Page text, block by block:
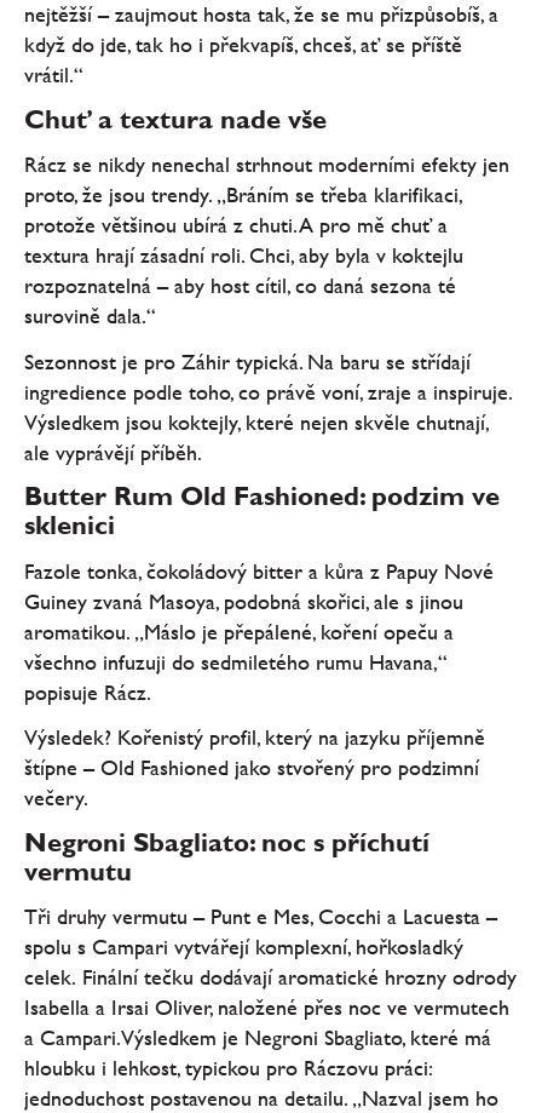
nejtěžší – zaujmout hosta tak, že se mu přizpůsobíš, a
když do jde, tak ho i překvapíš, chceš, ať se příště
vrátil.“
Chuť a textura nade vše
Rácz se nikdy nenechal strhnout moderními efekty jen
proto, že jsou trendy. „Bráním se třeba klarifikaci,
protože většinou ubírá z chuti. A pro mě chuť a
textura hrají zásadní roli. Chci, aby byla v koktejlu
rozpoznatelná – aby host cítil, co daná sezona té
surovině dala.“
Sezonnost je pro Záhir typická. Na baru se střídají
ingredience podle toho, co právě voní, zraje a inspiruje.
Výsledkem jsou koktejly, které nejen skvěle chutnají,
ale vyprávějí příběh.
Butter Rum Old Fashioned: podzim ve
sklenici
Fazole tonka, čokoládový bitter a kůra z Papuy Nové
Guiney zvaná Masoya, podobná skořici, ale s jinou
aromatikou. „Máslo je přepálené, koření opeču a
všechno infuzuji do sedmiletého rumu Havana,“
popisuje Rácz.
Výsledek? Kořenistý profil, který na jazyku příjemně
štípne – Old Fashioned jako stvořený pro podzimní
večery.
Negroni Sbagliato: noc s příchutí
vermutu
Tři druhy vermutu – Punt e Mes, Cocchi a Lacuesta –
spolu s Campari vytvářejí komplexní, hořkosladký
celek. Finální tečku dodávají aromatické hrozny odrody
Isabella a Irsai Oliver, naložené přes noc ve vermutech
a Campari. Výsledkem je Negroni Sbagliato, které má
hloubku i lehkost, typickou pro Ráczovu práci:
jednoduchost postavenou na detailu. „Nazval jsem ho